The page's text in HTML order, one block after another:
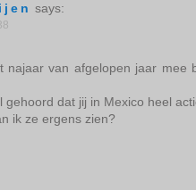
says:
najaar van afgelopen jaar mee
gehoord dat jij in Mexico heel
ik ze ergens zien?